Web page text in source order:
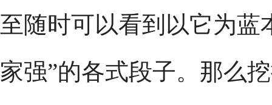
至随时可以看到以它为蓝
家强”的各式段子。那么